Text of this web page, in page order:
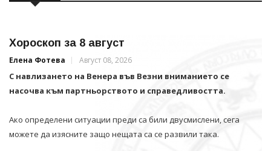
Хороскоп за 8 август
Елена Фотева Август 08, 2026
С навлизането на Венера във Везни вниманието се
насочва към партньорството и справедливостта.
Ако определени ситуации преди са били двусмислени, сега
можете да изясните защо нещата са се развили така.